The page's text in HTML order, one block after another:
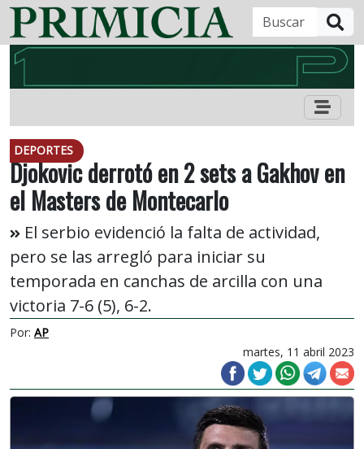
DEPORTES
Djokovic derrotó en 2 sets a Gakhov en
el Masters de Montecarlo
El serbio evidenció la falta de actividad,
pero se las arregló para iniciar su
temporada en canchas de arcilla con una
victoria 7-6 (5), 6-2.
Por: AP
martes, 11 abril 2023